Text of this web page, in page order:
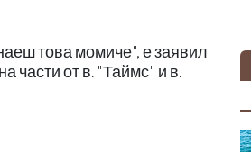
това момиче", е заявил
части от в. "Таймс" и в.